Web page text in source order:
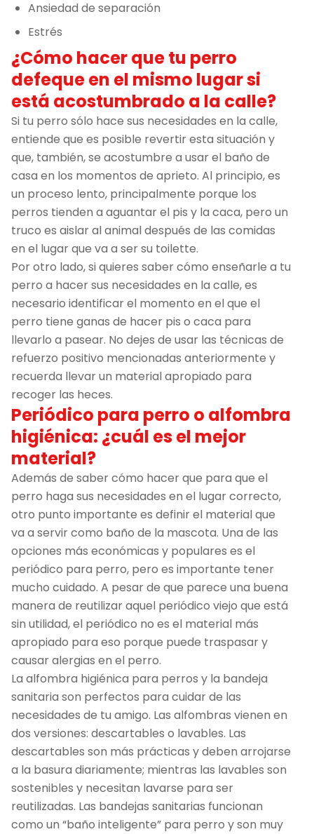
Ansiedad de separación
Estrés
¿Cómo hacer que tu perro
defeque en el mismo lugar si
está acostumbrado a la calle?
Si tu perro sólo hace sus necesidades en la calle,
entiende que es posible revertir esta situación y
que, también, se acostumbre a usar el baño de
casa en los momentos de aprieto. Al principio, es
un proceso lento, principalmente porque los
perros tienden a aguantar el pis y la caca, pero un
truco es aislar al animal después de las comidas
en el lugar que va a ser su toilette.
Por otro lado, si quieres saber cómo enseñarle a tu
perro a hacer sus necesidades en la calle, es
necesario identificar el momento en el que el
perro tiene ganas de hacer pis o caca para
llevarlo a pasear. No dejes de usar las técnicas de
refuerzo positivo mencionadas anteriormente y
recuerda llevar un material apropiado para
recoger las heces.
Periódico para perro o alfombra
higiénica: ¿cuál es el mejor
material?
Además de saber cómo hacer que para que el
perro haga sus necesidades en el lugar correcto,
otro punto importante es definir el material que
va a servir como baño de la mascota. Una de las
opciones más económicas y populares es el
periódico para perro, pero es importante tener
mucho cuidado. A pesar de que parece una buena
manera de reutilizar aquel periódico viejo que está
sin utilidad, el periódico no es el material más
apropiado para eso porque puede traspasar y
causar alergias en el perro.
La alfombra higiénica para perros y la bandeja
sanitaria son perfectos para cuidar de las
necesidades de tu amigo. Las alfombras vienen en
dos versiones: descartables o lavables. Las
descartables son más prácticas y deben arrojarse
a la basura diariamente; mientras las lavables son
sostenibles y necesitan lavarse para ser
reutilizadas. Las bandejas sanitarias funcionan
como un “baño inteligente” para perro y son muy